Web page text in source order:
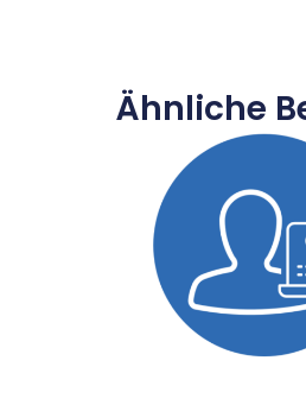
Ähnliche